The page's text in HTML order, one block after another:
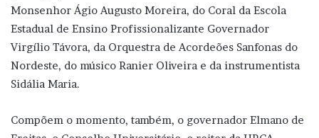
Monsenhor Ágio Augusto Moreira, do Coral da Escola
Estadual de Ensino Profissionalizante Governador
Virgílio Távora, da Orquestra de Acordeões Sanfonas do
Nordeste, do músico Ranier Oliveira e da instrumentista
Sidália Maria.
Compõem o momento, também, o governador Elmano de